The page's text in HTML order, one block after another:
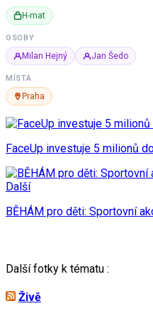
H-mat
OSOBY
Milan Hejný Jan Šedo
MÍSTA
Praha
FaceUp investuje 5 milionů
Další
BĚHÁM pro děti: Sportovní
Další fotky k tématu :
Živě